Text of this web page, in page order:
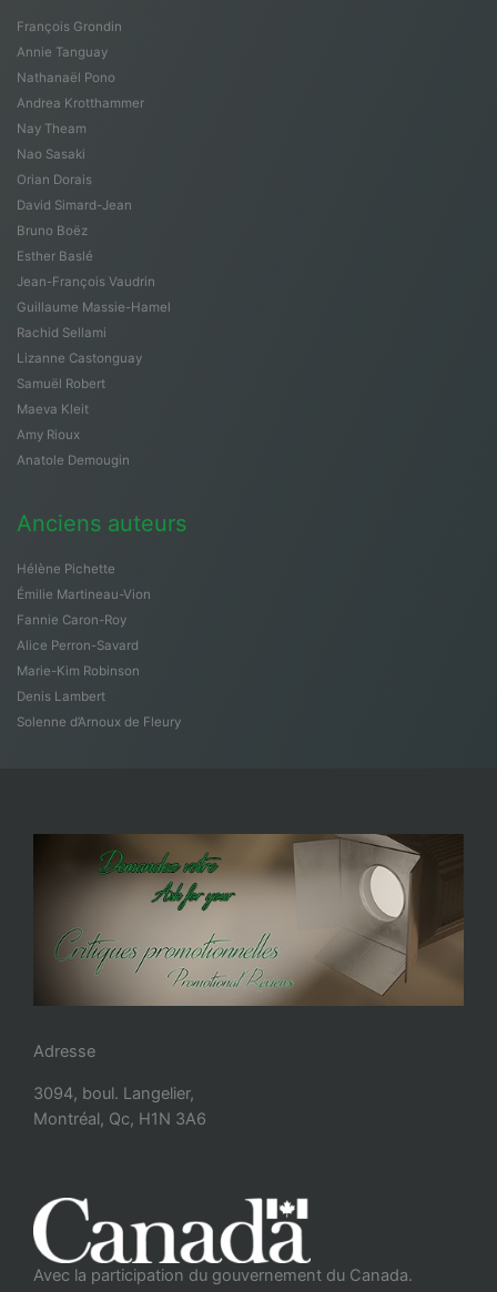
François Grondin
Annie Tanguay
Nathanaël Pono
Andrea Krotthammer
Nay Theam
Nao Sasaki
Orian Dorais
David Simard-Jean
Bruno Boëz
Esther Baslé
Jean-François Vaudrin
Guillaume Massie-Hamel
Rachid Sellami
Lizanne Castonguay
Samuël Robert
Maeva Kleit
Amy Rioux
Anatole Demougin
Anciens auteurs
Hélène Pichette
Émilie Martineau-Vion
Fannie Caron-Roy
Alice Perron-Savard
Marie-Kim Robinson
Denis Lambert
Solenne d’Arnoux de Fleury
Adresse
3094, boul. Langelier,
Montréal, Qc, H1N 3A6
Avec la participation du gouvernement du Canada.